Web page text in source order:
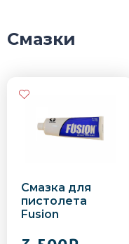
Смазки
Смазка для
пистолета
Fusion